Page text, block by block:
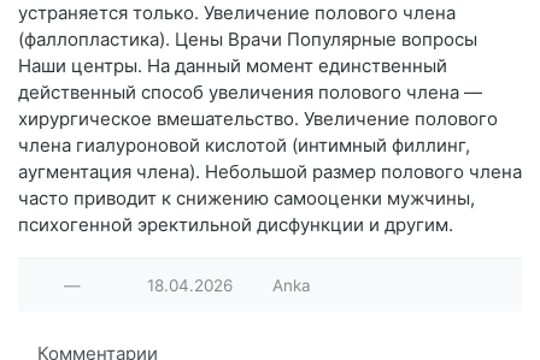
устраняется только. Увеличение полового члена
(фаллопластика). Цены Врачи Популярные вопросы
Наши центры. На данный момент единственный
действенный способ увеличения полового члена —
хирургическое вмешательство. Увеличение полового
члена гиалуроновой кислотой (интимный филлинг,
аугментация члена). Небольшой размер полового члена
часто приводит к снижению самооценки мужчины,
психогенной эректильной дисфункции и другим.
— 18.04.2026 Anka
Комментарии